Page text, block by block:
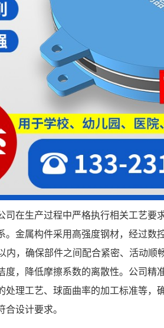
司在生产过程中严格执行相关工艺要
。金属构件采用高强度钢材，经过数
内，确保部件之间配合紧密、活动顺
度，降低摩擦系数的离散性。公司精
处理工艺、球面曲率的加工标准等，
合设计要求。